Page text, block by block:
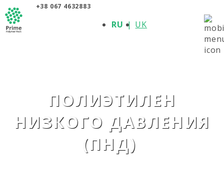
+38 067 4632883
RU UK
ПОЛИЭТИЛЕН
НИЗКОГО ДАВЛЕНИЯ
(ПНД)
О КОМПАНИИ
ПРОДУКЦИЯ